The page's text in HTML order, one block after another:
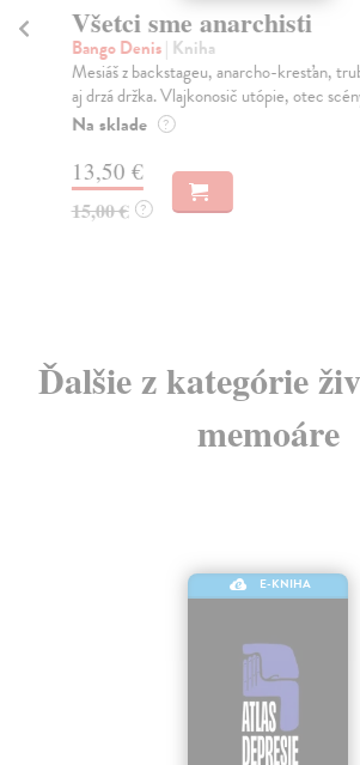
Všetci sme anarchisti
Bango Denis| Kniha
Mesiáš z backstageu, anarcho-kresťan,
aj drzá držka. Vlajkonosič utópie, otec
Na sklade ?
13,50 €
15,00 € ?
Ďalšie z kategórie
memoáre
E-KNIHA